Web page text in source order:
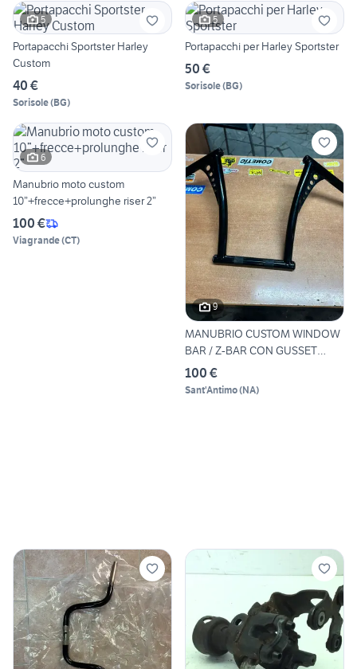
5
Portapacchi Sportster Harley
Custom
40 €
Sorisole(BG)
5
Portapacchi per Harley Sportster
50 €
Sorisole(BG)
6
Manubrio moto custom
10”+frecce+prolunghe riser 2”
100 €
Viagrande(CT)
9
MANUBRIO CUSTOM WINDOW
BAR / Z-BAR CON GUSSET
FORR
100 €
Sant'Antimo(NA)